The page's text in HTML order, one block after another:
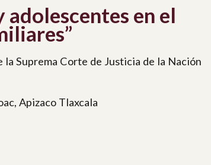
en el
Suprema Corte de Justicia de la Nación
Apizaco Tlaxcala